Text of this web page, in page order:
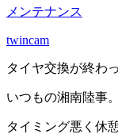
メンテナンス
twincam
タイヤ交換が終わ
いつもの湘南陸事
タイミング悪く休